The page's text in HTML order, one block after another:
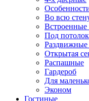
Во всю
Под потолок
Открытая
Распашные
Гардероб
Для
Эконом
Гостиные